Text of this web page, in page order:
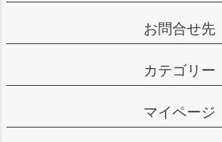
お問合せ先
カテゴリー
マイページ